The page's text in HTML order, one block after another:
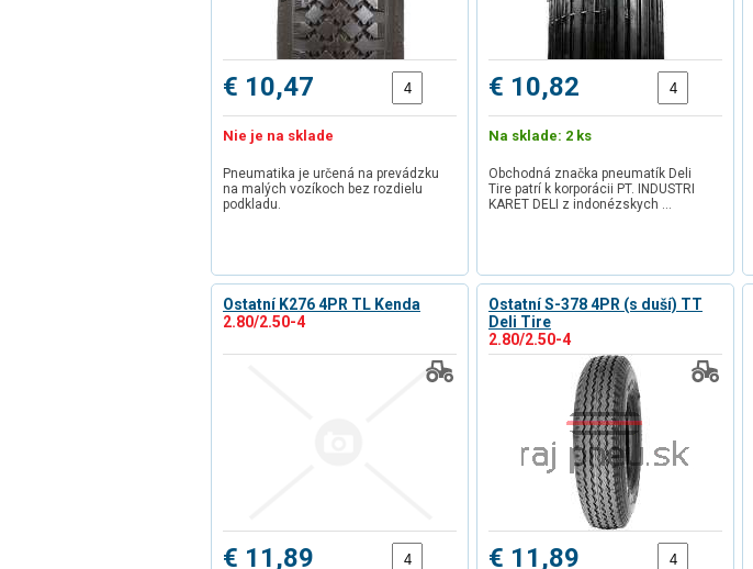
€ 10,47
Nie je na sklade
Pneumatika je určená na prevádzku
na malých vozíkoch bez rozdielu
podkladu.
€ 10,82
Na sklade: 2 ks
Obchodná značka pneumatík Deli
Tire patrí k korporácii PT. INDUSTRI
KARET DELI z indonézskych …
Ostatní K276 4PR TL Kenda
2.80/2.50-4
€ 11,89
Ostatní S-378 4PR (s duší) TT
Deli Tire
2.80/2.50-4
€ 11,89